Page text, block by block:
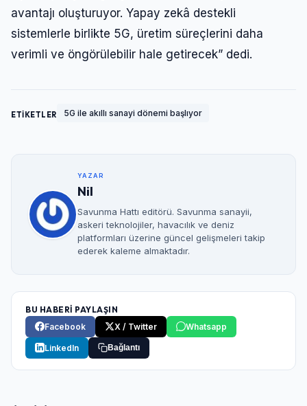
avantajı oluşturuyor. Yapay zekâ destekli
sistemlerle birlikte 5G, üretim süreçlerini daha
verimli ve öngörülebilir hale getirecek” dedi.
ETİKETLER 5G ile akıllı sanayi dönemi başlıyor
YAZAR
Nil
Savunma Hattı editörü. Savunma sanayii,
askeri teknolojiler, havacılık ve deniz
platformları üzerine güncel gelişmeleri takip
ederek kaleme almaktadır.
BU HABERİ PAYLAŞIN
Facebook
X / Twitter Whatsapp
LinkedIn Bağlantı